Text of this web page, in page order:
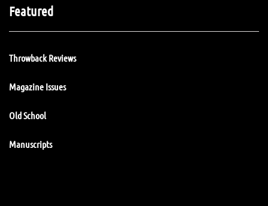
Featured
Throwback Reviews
Magazine Issues
Old School
Manuscripts